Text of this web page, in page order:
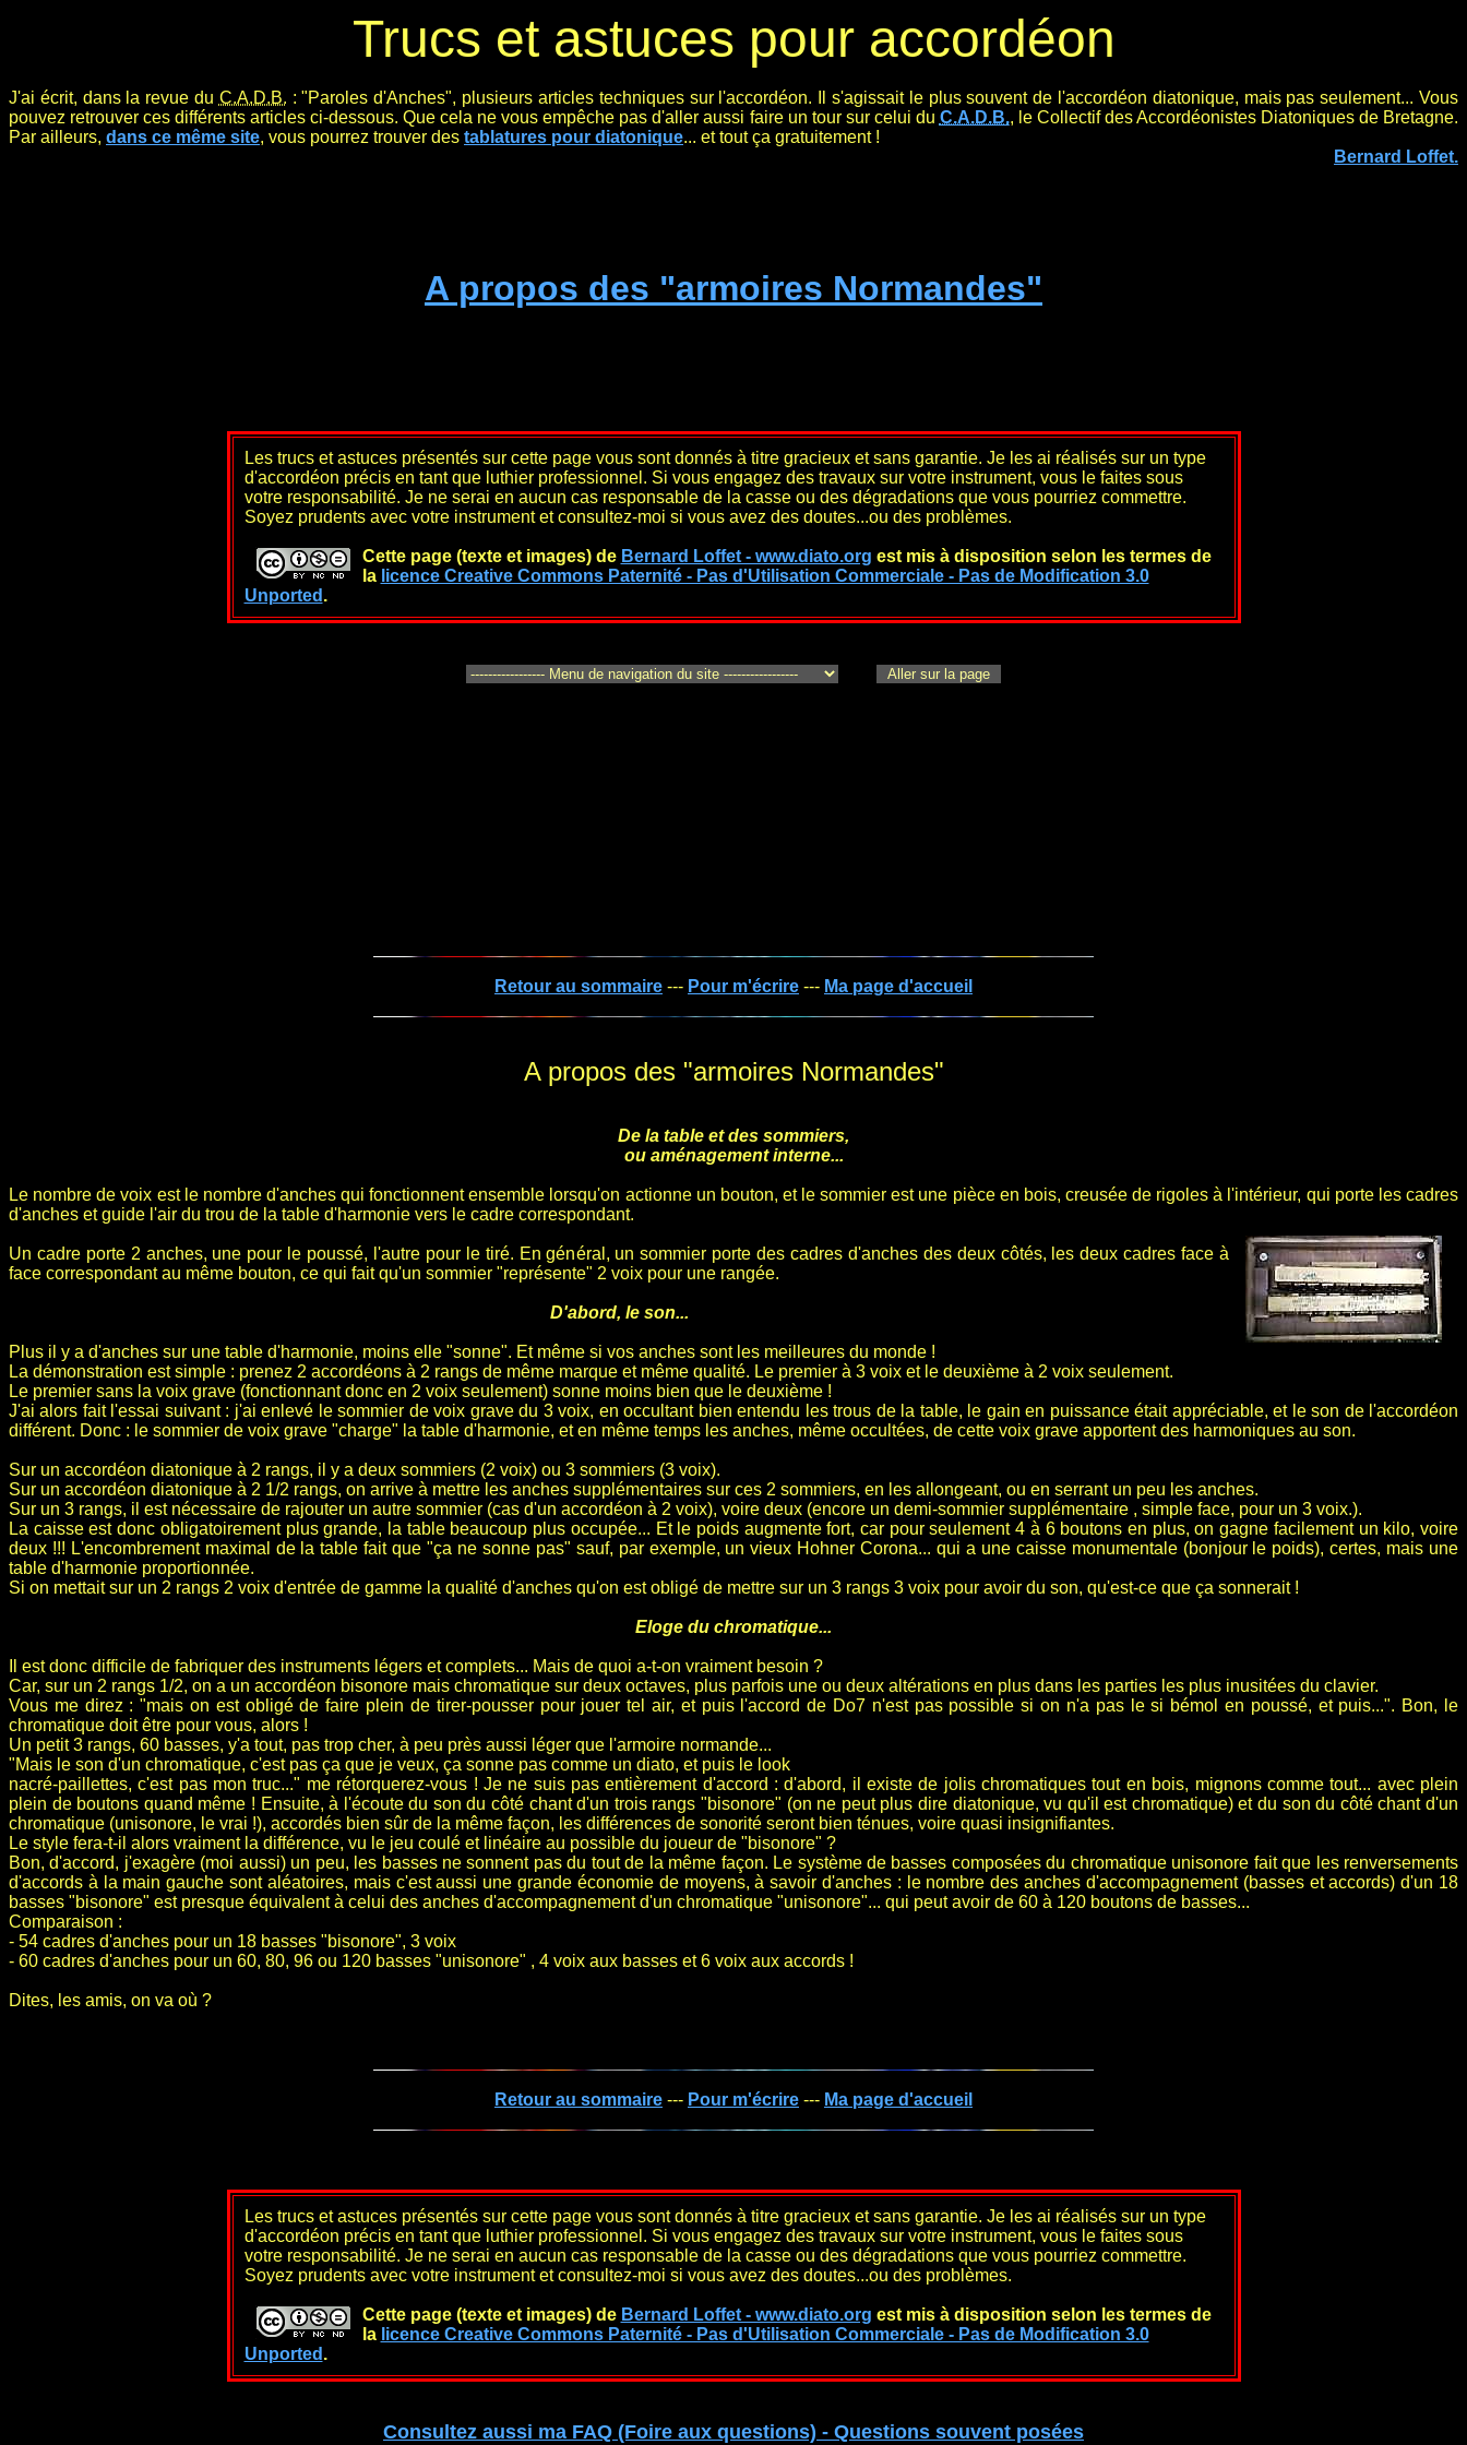
Trucs et astuces pour accordéon
J'ai écrit, dans la revue du C.A.D.B. : "Paroles d'Anches", plusieurs articles techniques sur l'accordéon. Il s'agissait le plus souvent de l'accordéon diatonique, mais pas seulement... Vous
pouvez retrouver ces différents articles ci-dessous. Que cela ne vous empêche pas d'aller aussi faire un tour sur celui du C.A.D.B., le Collectif des Accordéonistes Diatoniques de Bretagne.
Par ailleurs, dans ce même site, vous pourrez trouver des tablatures pour diatonique... et tout ça gratuitement !
Bernard Loffet.
A propos des "armoires Normandes"
Les trucs et astuces présentés sur cette page vous sont donnés à titre gracieux et sans garantie. Je les ai réalisés sur un type
d'accordéon précis en tant que luthier professionnel. Si vous engagez des travaux sur votre instrument, vous le faites sous
votre responsabilité. Je ne serai en aucun cas responsable de la casse ou des dégradations que vous pourriez commettre.
Soyez prudents avec votre instrument et consultez-moi si vous avez des doutes...ou des problèmes.
Cette page (texte et images)de Bernard Loffet - www.diato.org est mis à disposition selon les termes de
la licence Creative Commons Paternité - Pas d'Utilisation Commerciale - Pas de Modification 3.0
Unported .
Retour au sommaire --- Pour m'écrire --- Ma page d'accueil
A propos des "armoires Normandes"
De la table et des sommiers,
ou aménagement interne...
Le nombre de voix est le nombre d'anches qui fonctionnent ensemble lorsqu'on actionne un bouton, et le sommier est une pièce en bois, creusée de rigoles à l'intérieur, qui porte les cadres
d'anches et guide l'air du trou de la table d'harmonie vers le cadre correspondant.
Un cadre porte 2 anches, une pour le poussé, l'autre pour le tiré. En général, un sommier porte des cadres d'anches des deux côtés, les deux cadres face à
face correspondant au même bouton, ce qui fait qu'un sommier "représente" 2 voix pour une rangée.
D'abord, le son...
Plus il y a d'anches sur une table d'harmonie, moins elle "sonne". Et même si vos anches sont les meilleures du monde !
La démonstration est simple : prenez 2 accordéons à 2 rangs de même marque et même qualité. Le premier à 3 voix et le deuxième à 2 voix seulement.
Le premier sans la voix grave (fonctionnant donc en 2 voix seulement) sonne moins bien que le deuxième !
J'ai alors fait l'essai suivant : j'ai enlevé le sommier de voix grave du 3 voix, en occultant bien entendu les trous de la table, le gain en puissance était appréciable, et le son de l'accordéon
différent. Donc : le sommier de voix grave "charge" la table d'harmonie, et en même temps les anches, même occultées, de cette voix grave apportent des harmoniques au son.
Sur un accordéon diatonique à 2 rangs, il y a deux sommiers (2 voix) ou 3 sommiers (3 voix).
Sur un accordéon diatonique à 2 1/2 rangs, on arrive à mettre les anches supplémentaires sur ces 2 sommiers, en les allongeant, ou en serrant un peu les anches.
Sur un 3 rangs, il est nécessaire de rajouter un autre sommier (cas d'un accordéon à 2 voix), voire deux (encore un demi-sommier supplémentaire , simple face, pour un 3 voix.).
La caisse est donc obligatoirement plus grande, la table beaucoup plus occupée... Et le poids augmente fort, car pour seulement 4 à 6 boutons en plus, on gagne facilement un kilo, voire
deux !!! L'encombrement maximal de la table fait que "ça ne sonne pas" sauf, par exemple, un vieux Hohner Corona... qui a une caisse monumentale (bonjour le poids), certes, mais une
table d'harmonie proportionnée.
Si on mettait sur un 2 rangs 2 voix d'entrée de gamme la qualité d'anches qu'on est obligé de mettre sur un 3 rangs 3 voix pour avoir du son, qu'est-ce que ça sonnerait !
Eloge du chromatique...
Il est donc difficile de fabriquer des instruments légers et complets... Mais de quoi a-t-on vraiment besoin ?
Car, sur un 2 rangs 1/2, on a un accordéon bisonore mais chromatique sur deux octaves, plus parfois une ou deux altérations en plus dans les parties les plus inusitées du clavier.
Vous me direz : "mais on est obligé de faire plein de tirer-pousser pour jouer tel air, et puis l'accord de Do7 n'est pas possible si on n'a pas le si bémol en poussé, et puis...". Bon, le
chromatique doit être pour vous, alors !
Un petit 3 rangs, 60 basses, y'a tout, pas trop cher, à peu près aussi léger que l'armoire normande...
"Mais le son d'un chromatique, c'est pas ça que je veux, ça sonne pas comme un diato, et puis le look
nacré-paillettes, c'est pas mon truc..." me rétorquerez-vous ! Je ne suis pas entièrement d'accord : d'abord, il existe de jolis chromatiques tout en bois, mignons comme tout... avec plein
plein de boutons quand même ! Ensuite, à l'écoute du son du côté chant d'un trois rangs "bisonore" (on ne peut plus dire diatonique, vu qu'il est chromatique) et du son du côté chant d'un
chromatique (unisonore, le vrai !), accordés bien sûr de la même façon, les différences de sonorité seront bien ténues, voire quasi insignifiantes.
Le style fera-t-il alors vraiment la différence, vu le jeu coulé et linéaire au possible du joueur de "bisonore" ?
Bon, d'accord, j'exagère (moi aussi) un peu, les basses ne sonnent pas du tout de la même façon. Le système de basses composées du chromatique unisonore fait que les renversements
d'accords à la main gauche sont aléatoires, mais c'est aussi une grande économie de moyens, à savoir d'anches : le nombre des anches d'accompagnement (basses et accords) d'un 18
basses "bisonore" est presque équivalent à celui des anches d'accompagnement d'un chromatique "unisonore"... qui peut avoir de 60 à 120 boutons de basses...
Comparaison :
- 54 cadres d'anches pour un 18 basses "bisonore", 3 voix
- 60 cadres d'anches pour un 60, 80, 96 ou 120 basses "unisonore" , 4 voix aux basses et 6 voix aux accords !
Dites, les amis, on va où ?
Retour au sommaire --- Pour m'écrire --- Ma page d'accueil
Les trucs et astuces présentés sur cette page vous sont donnés à titre gracieux et sans garantie. Je les ai réalisés sur un type
d'accordéon précis en tant que luthier professionnel. Si vous engagez des travaux sur votre instrument, vous le faites sous
votre responsabilité. Je ne serai en aucun cas responsable de la casse ou des dégradations que vous pourriez commettre.
Soyez prudents avec votre instrument et consultez-moi si vous avez des doutes...ou des problèmes.
Cette page (texte et images)de Bernard Loffet - www.diato.org est mis à disposition selon les termes de
la licence Creative Commons Paternité - Pas d'Utilisation Commerciale - Pas de Modification 3.0
Unported .
Consultez aussi ma FAQ (Foire aux questions) - Questions souvent posées